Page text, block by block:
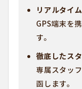
リアルタイ
GPS端末を
す。
徹底したス
専属スタッ
函します。